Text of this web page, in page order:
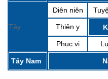
Tây
Diên niên
Thiên y
Phục vị
Tây Nam